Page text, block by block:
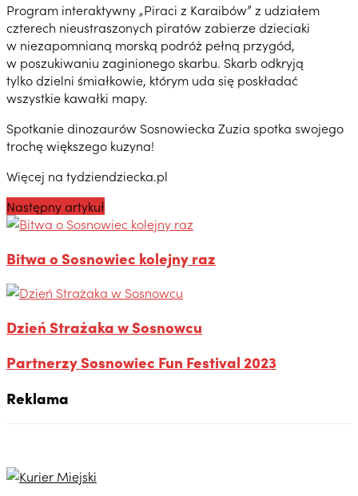
Program interaktywny „Piraci z Karaibów” z udziałem
czterech nieustraszonych piratów zabierze dzieciaki
w niezapomnianą morską podróż pełną przygód,
w poszukiwaniu zaginionego skarbu. Skarb odkryją
tylko dzielni śmiałkowie, którym uda się poskładać
wszystkie kawałki mapy.
Spotkanie dinozaurów Sosnowiecka Zuzia spotka swojego
trochę większego kuzyna!
Więcej na tydziendziecka.pl
Następny artykuł
Bitwa o Sosnowiec kolejny raz
Dzień Strażaka w Sosnowcu
Partnerzy Sosnowiec Fun Festival 2023
Reklama